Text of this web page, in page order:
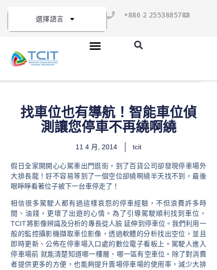
選擇語言 +886 2 25538857
找車位也有導航！智能車位偵
測讓您停車不再繞啊繞
11 4 月, 2014 tcit
假日全家開開心心駕車出門逛街，到了百貨公司卻發現停車場外
大排長龍！好不容易等到了一個空位卻繞啊繞半天找不到，最後
眼睜睜看著位子被下一台車停走了！
相信很多駕駛人都有過這樣哀怨的停車經驗，不但浪費許多時
間、油錢，更壞了出遊的心情。為了引導駕駛順利找到車位，
TCIT將影像辨識及分析的專長從人臉 延伸到停車位。我們利用一
般的監控攝影機擷取車位影像，透過軟體的分析找出空位，並且
即時更新、公佈在停車場入口處的數位電子看板上。駕駛人進入
停車場前 就能清楚知道哪一樓層、哪一區有空車位。除了對消費
者提供更多的方便，也能夠提升賣場停車場的使用率，減少大排